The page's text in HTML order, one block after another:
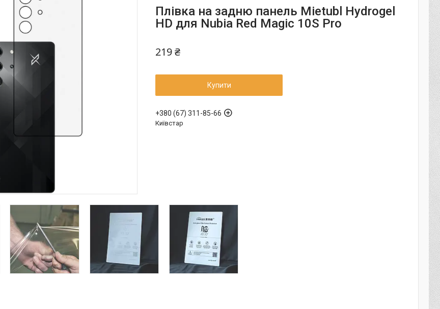
Плівка на задню панель Mietubl Hydrogel
HD для Nubia Red Magic 10S Pro
219 ₴
Купити
+380 (67) 311-85-66
Київстар